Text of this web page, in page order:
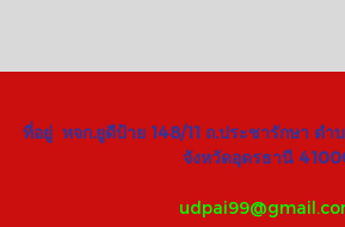
ที่อยู่ หจก.ยูดีป้าย 148/11 ถ.ประชารักษา ตำ
จังหวัดอุดรธานี